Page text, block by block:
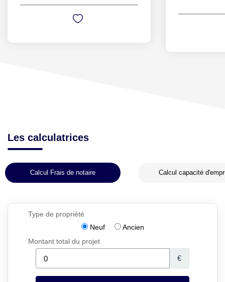
Les calculatrices
Calcul Frais de notaire Calcul capacité